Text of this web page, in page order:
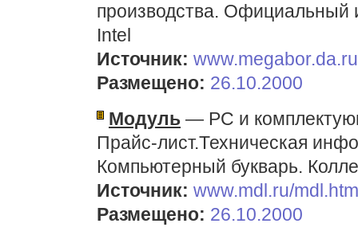
производства. Официальный
Intel
Источник: www.megabor.da.ru
Размещено: 26.10.2000
Модуль — PC и
Прайс-лист.Техническая
Компьютерный букварь.
Источник: www.mdl.ru/mdl.htm
Размещено: 26.10.2000